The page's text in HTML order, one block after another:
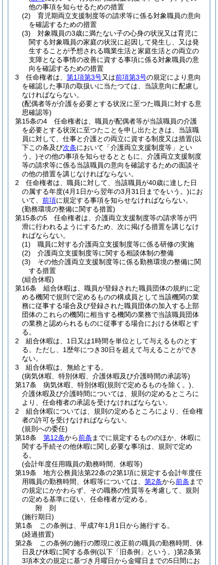
他の事項を知らせるための措置
(2)
育児期両立支援制度等の請求等に係る対象職員の意向
を確認するための措置
(3)
対象職員の3歳に満たない子の心身の状況又は育児に
関する対象職員の家庭の状況に起因して発生し、又は発
生することが予想される職業生活と家庭生活との両立の
支障となる事情の改善に資する事項に係る対象職員の意
向を確認するための措置
3
任命権者は、 第1項第3号又は前項第3号の規定により意向
を確認した事項の取扱いに当たつては、当該意向に配慮し
なければならない。
(配偶者等が介護を必要とする状況に至つた職員に対する意
思確認等)
第15条の4
任命権者は、職員が配偶者等が当該職員の介護
を必要とする状況に至つたことを申し出たときは、当該職
員に対して、仕事と介護との両立に資する制度又は措置(以
下この条及び次条において「介護両立支援制度等」とい
う。)その他の事項を知らせるとともに、介護両立支援制度
等の請求等に係る当該職員の意向を確認するための面談そ
の他の措置を講じなければならない。
2
任命権者は、職員に対して、当該職員が40歳に達した日
の属する年度(4月1日から翌年の3月31日までをいう。)にお
いて、 前項に規定する事項を知らせなければならない。
(勤務環境の整備に関する措置)
第15条の5
任命権者は、介護両立支援制度等の請求等が円
滑に行われるようにするため、次に掲げる措置を講じなけ
ればならない。
(1)
職員に対する介護両立支援制度等に係る研修の実施
(2)
介護両立支援制度等に関する相談体制の整備
(3)
その他介護両立支援制度等に係る勤務環境の整備に関
する措置
(組合休暇)
第16条
組合休暇は、職員が登録された職員団体の規約に定
める機関で規則で定めるものの構成員として当該機関の業
務に従事する場合及び登録された職員団体の加入する上部
団体のこれらの機関に相当する機関の業務で当該職員団体
の業務と認められるものに従事する場合における休暇とす
る。
2
組合休暇は、1日又は1時間を単位として与えるものとす
る。 ただし、1歴年につき30日を超えて与えることができ
ない。
3
組合休暇は、無給とする。
(病気休暇、特別休暇、介護休暇及び介護時間の承認等)
第17条
病気休暇、特別休暇(規則で定めるものを除く。)
介護休暇及び介護時間については、規則の定めるところに
より、任命権者の承認を受けなければならない。
2
組合休暇については、規則の定めるところにより、任命権
者の許可を受けなければならない。
(規則への委任)
第18条
第12条から前条 までに規定するもののほか、休暇に
関する手続その他休暇に関し必要な事項は、規則で定め
る。
(会計年度任用職員の勤務時間、休暇等)
第19条
地方公務員法第22条の2第1項に規定する会計年度任
用職員の勤務時間、休暇等については、 第2条から前条 まで
の規定にかかわらず、その職務の性質等を考慮して、規則
の定める基準に従い、任命権者が定める。
附 則
(施行期日)
第1条
この条例は、平成7年1月1日から施行する。
(経過措置)
第2条
この条例の施行の際現に改正前の職員の勤務時間、休
日及び休暇に関する条例(以下「旧条例」という。)第2条第
3項本文の規定に基づき月曜日から金曜日までの5日間にお